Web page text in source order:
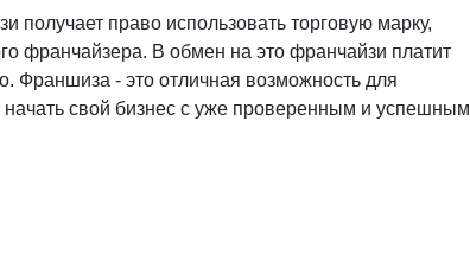
получает право использовать торговую марку,
франчайзера. В обмен на это франчайзи платит
Франшиза - это отличная возможность для
свой бизнес с уже проверенным и успешным